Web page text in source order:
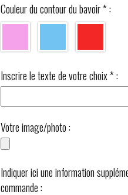
Couleur du contour du bavoir*:
Inscrire le texte de votre choix*:
Votre image/photo :
Indiquer ici une information
commande :